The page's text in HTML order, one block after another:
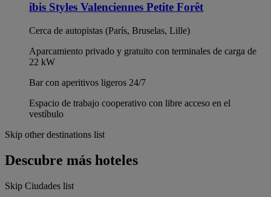
ibis Styles Valenciennes Petite Forêt
Cerca de autopistas (París, Bruselas, Lille)
Aparcamiento privado y gratuito con terminales de carga de
22 kW
Bar con aperitivos ligeros 24/7
Espacio de trabajo cooperativo con libre acceso en el
vestíbulo
Skip other destinations list
Descubre más hoteles
Skip Ciudades list